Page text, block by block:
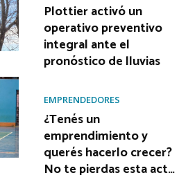
Plottier activó un
operativo preventivo
integral ante el
pronóstico de lluvias
EMPRENDEDORES
¿Tenés un
emprendimiento y
querés hacerlo crecer?
No te pierdas esta act…